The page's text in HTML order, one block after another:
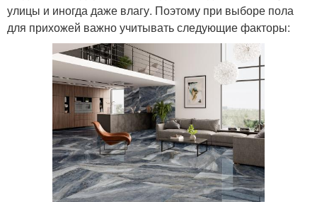
улицы и иногда даже влагу. Поэтому при выборе пола
для прихожей важно учитывать следующие факторы: